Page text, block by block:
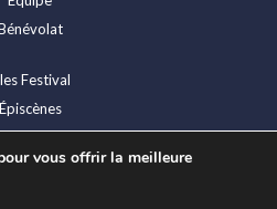
Festival
Épiscènes
Levitation
Pressevous offrir la meilleure